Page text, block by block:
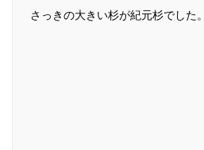
さっきの大きい杉が紀元杉でした。